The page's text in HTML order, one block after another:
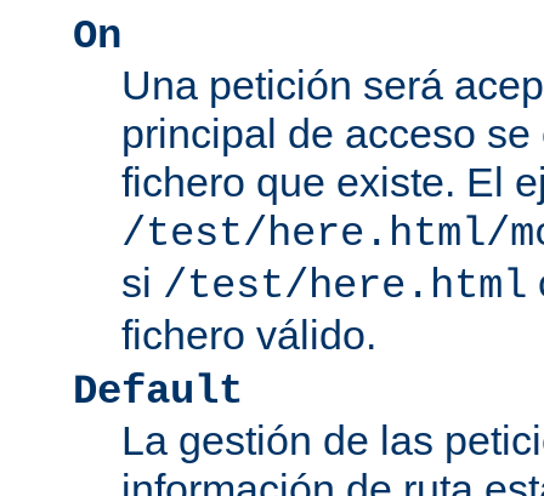
On
Una petición será
principal de acceso
fichero que existe. El
/test/here.html/
si /test/here.html
fichero válido.
Default
La gestión de las